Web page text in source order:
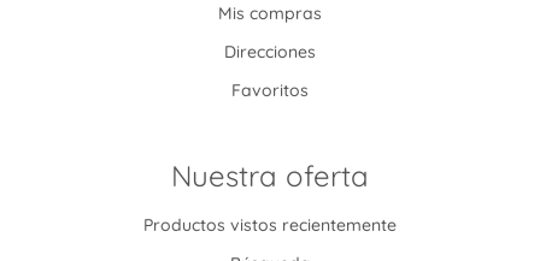
Mis compras
Direcciones
Favoritos
Nuestra oferta
Productos vistos recientemente